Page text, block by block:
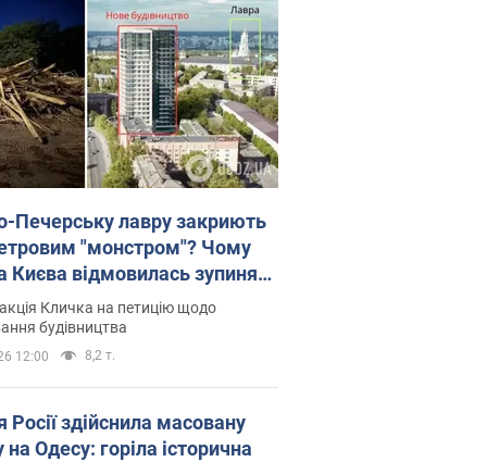
Печерську лавру закриють
"монстром"? Чому
Києва відмовилась зупиняти
хмарочоса
вірянина"
Кличка на петицію щодо
будівництва
12:00 8,2 т.
Росії здійснила масовану
на Одесу: горіла історична